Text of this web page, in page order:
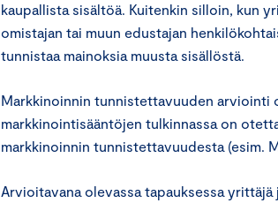
kaupallista sisältöä. Kuitenkin silloin, kun
omistajan tai muun edustajan
tunnistaa mainoksia muusta sisällöstä.
Markkinoinnin tunnistettavuuden arviointi
markkinointisääntöjen tulkinnassa on
markkinoinnin tunnistettavuudesta (esim.
Arvioitavana olevassa tapauksessa